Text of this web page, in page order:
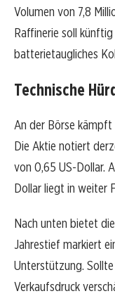
Volumen von 7,8
Raffinerie soll
batterietaugliches
Technische
An der Börse
Die Aktie notiert
von 0,65 US-Dollar.
Dollar liegt in weiter
Nach unten bietet
Jahrestief markiert
Unterstützung.
Verkaufsdruck